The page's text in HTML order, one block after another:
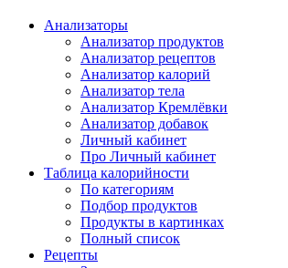
Анализаторы
Анализатор продуктов
Анализатор рецептов
Анализатор калорий
Анализатор тела
Анализатор Кремлёвки
Анализатор добавок
Личный кабинет
Про Личный кабинет
Таблица калорийности
По категориям
Подбор продуктов
Продукты в картинках
Полный список
Рецепты